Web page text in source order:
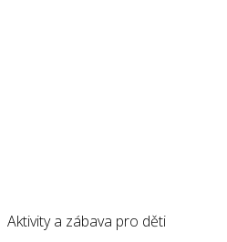
Aktivity a zábava pro děti